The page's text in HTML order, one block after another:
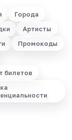
Города
Артисты
Промокоды
билетов